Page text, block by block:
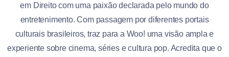
em Direito com uma paixão declarada pelo mundo do
entretenimento. Com passagem por diferentes portais
culturais brasileiros, traz para a Woo! uma visão ampla e
experiente sobre cinema, séries e cultura pop. Acredita que o